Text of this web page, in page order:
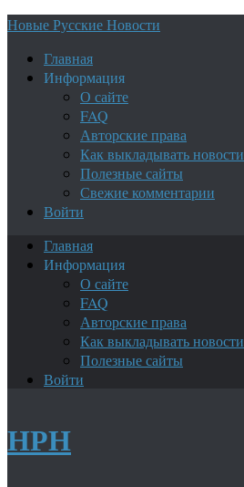
Новые Русские Новости
Главная
Информация
О сайте
FAQ
Авторские права
Как выкладывать новости
Полезные сайты
Свежие комментарии
Войти
Главная
Информация
О сайте
FAQ
Авторские права
Как выкладывать новости
Полезные сайты
Войти
НРН